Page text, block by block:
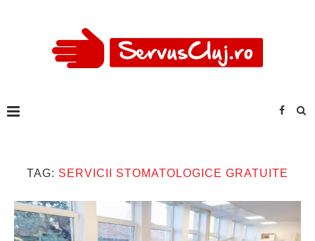
TAG: SERVICII STOMATOLOGICE GRATUITE